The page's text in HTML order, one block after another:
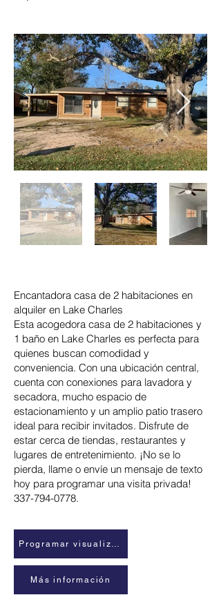
Encantadora casa de 2 habitaciones en
alquiler en Lake Charles
Esta acogedora casa de 2 habitaciones y
1 baño en Lake Charles es perfecta para
quienes buscan comodidad y
conveniencia. Con una ubicación central,
cuenta con conexiones para lavadora y
secadora, mucho espacio de
estacionamiento y un amplio patio trasero
ideal para recibir invitados. Disfrute de
estar cerca de tiendas, restaurantes y
lugares de entretenimiento. ¡No se lo
pierda, llame o envíe un mensaje de texto
hoy para programar una visita privada!
337-794-0778.
Programar visualización
Más información